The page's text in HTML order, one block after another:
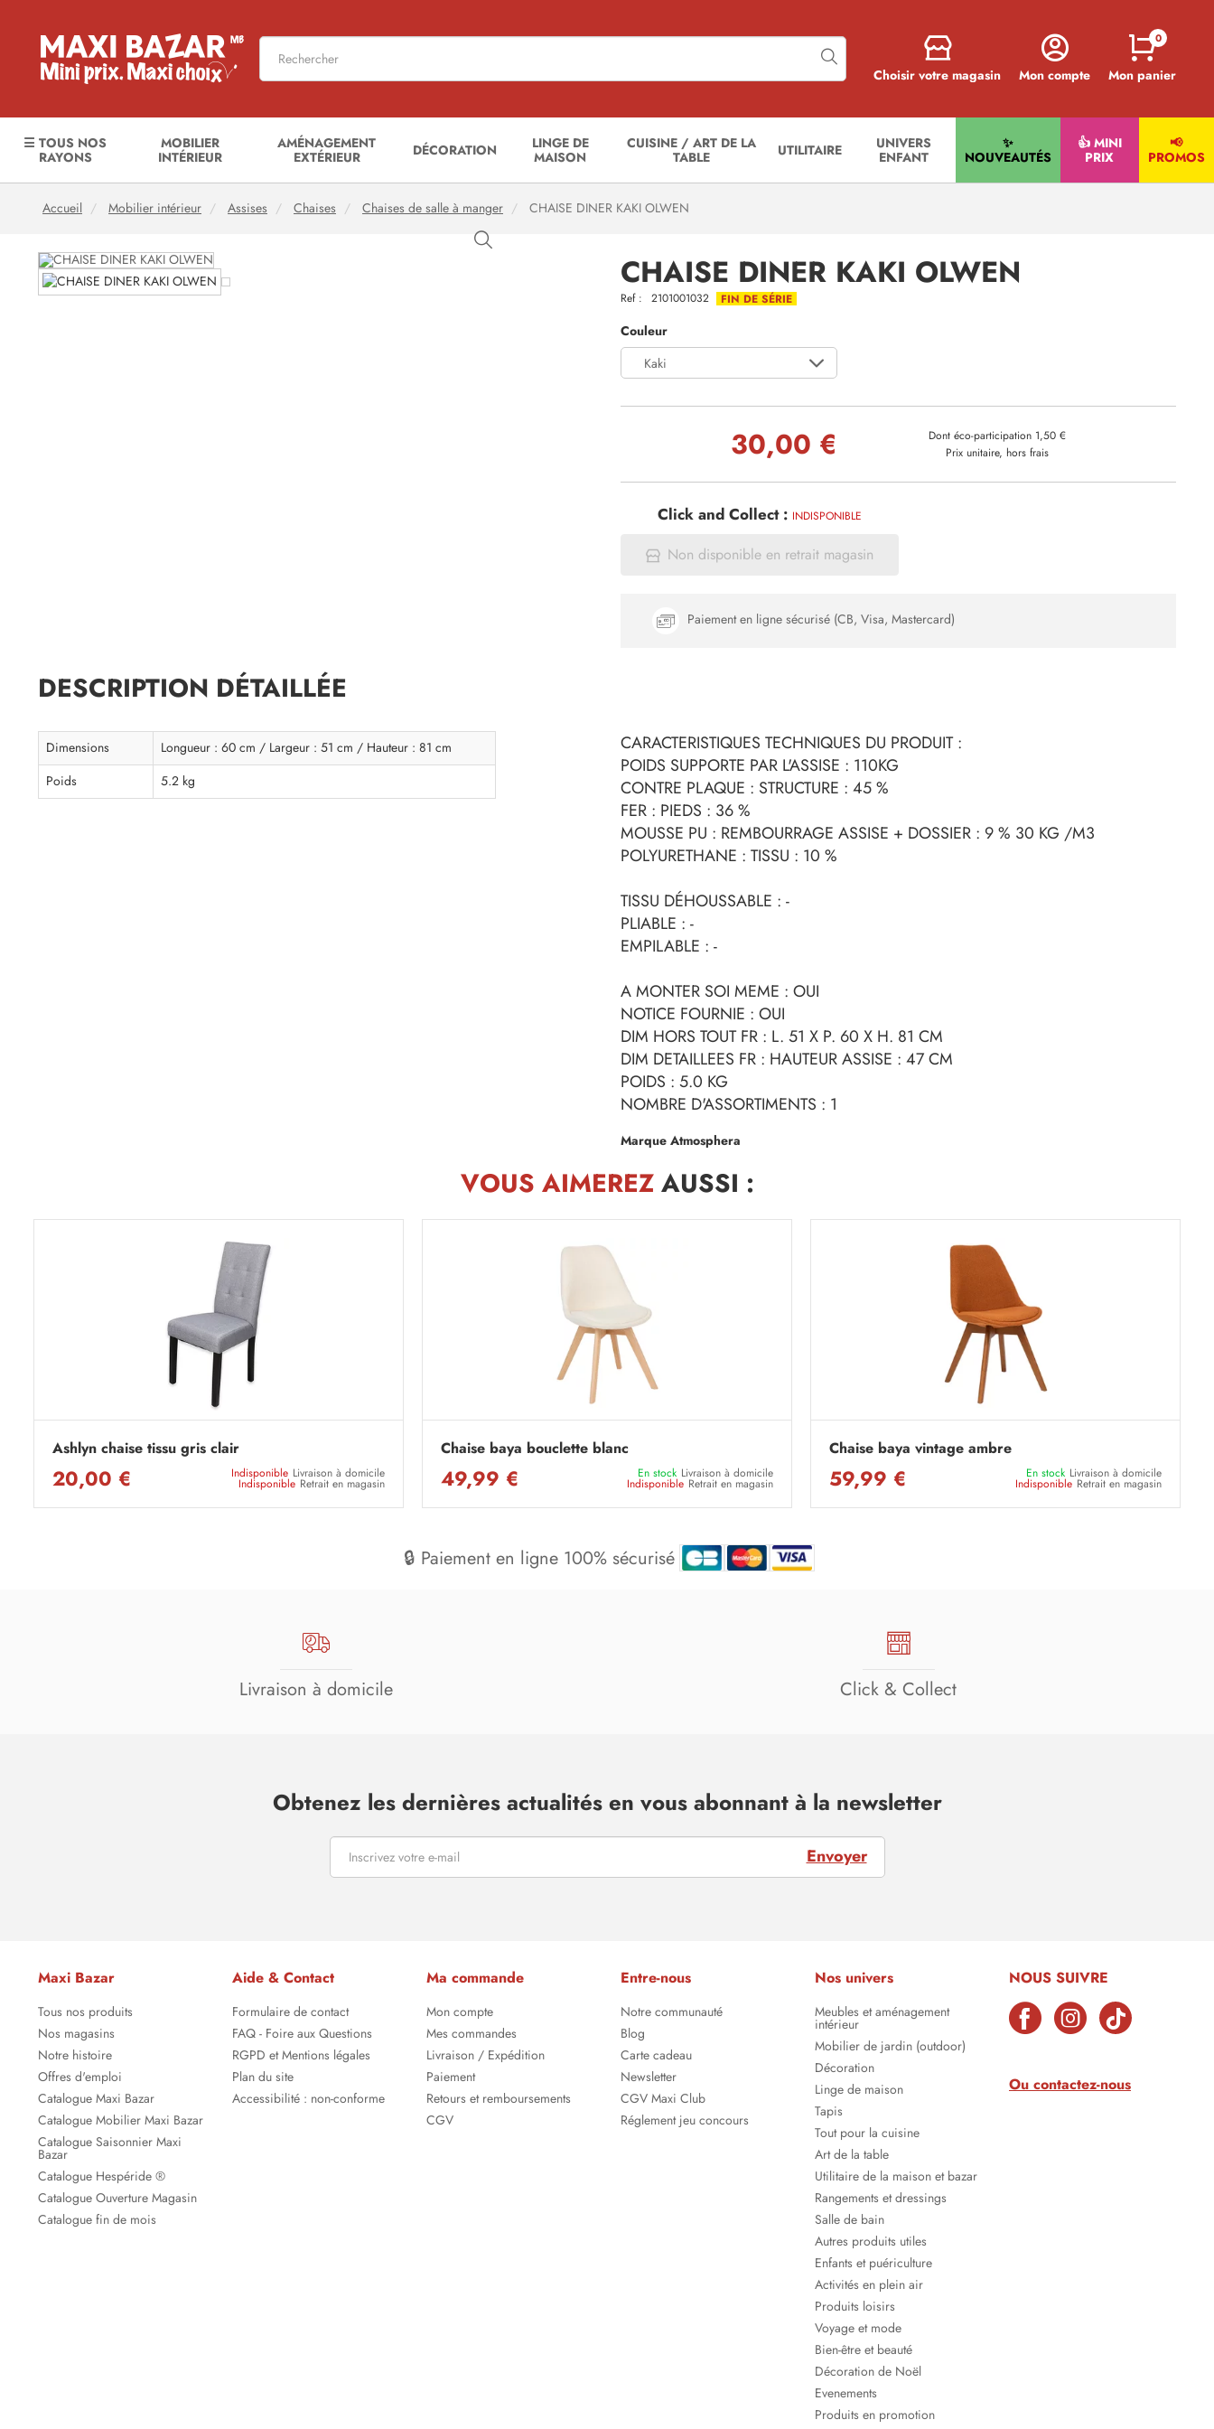
Choisir votre magasin Mon compte Mon panier
0
☰ TOUS NOS
RAYONS
MOBILIER
INTÉRIEUR
AMÉNAGEMENT
EXTÉRIEUR
DÉCORATION
LINGE DE
MAISON
CUISINE / ART DE LA
TABLE
UTILITAIRE
UNIVERS
ENFANT
✨
NOUVEAUTÉS
👍 MINI
PRIX
📢
PROMOS
Accueil Mobilier intérieur Assises Chaises Chaises de salle à manger CHAISE DINER KAKI OLWEN
CHAISE DINER KAKI OLWEN
Ref : 2101001032 FIN DE SÉRIE
Couleur
Kaki
30,00 €
Dont éco-participation 1,50 €
Prix unitaire, hors frais
Click and Collect : INDISPONIBLE
Non disponible en retrait magasin
Paiement en ligne sécurisé (CB, Visa, Mastercard)
DESCRIPTION DÉTAILLÉE
Dimensions
Longueur : 60 cm / Largeur : 51 cm / Hauteur : 81 cm
Poids
5.2 kg
CARACTERISTIQUES TECHNIQUES DU PRODUIT :
POIDS SUPPORTE PAR L'ASSISE : 110KG
CONTRE PLAQUE : STRUCTURE : 45 %
FER : PIEDS : 36 %
MOUSSE PU : REMBOURRAGE ASSISE + DOSSIER : 9 % 30 KG /M3
POLYURETHANE : TISSU : 10 %
TISSU DÉHOUSSABLE : -
PLIABLE : -
EMPILABLE : -
A MONTER SOI MEME : OUI
NOTICE FOURNIE : OUI
DIM HORS TOUT FR : L. 51 X P. 60 X H. 81 CM
DIM DETAILLEES FR : HAUTEUR ASSISE : 47 CM
POIDS : 5.0 KG
NOMBRE D'ASSORTIMENTS : 1
Marque Atmosphera
VOUS AIMEREZAUSSI :
Ashlyn chaise tissu gris clair
20,00 € Indisponible Livraison à domicile
Indisponible Retrait en magasin
Chaise baya bouclette blanc
49,99 € En stock Livraison à domicile
Indisponible Retrait en magasin
Chaise baya vintage ambre
59,99 € En stock Livraison à domicile
Indisponible Retrait en magasin
🔒 Paiement en ligne 100% sécurisé
Livraison à domicile Click & Collect
Obtenez les dernières actualités en vous abonnant à la newsletter
Envoyer
Maxi Bazar
Tous nos produits
Nos magasins
Notre histoire
Offres d'emploi
Catalogue Maxi Bazar
Catalogue Mobilier Maxi Bazar
Catalogue Saisonnier Maxi
Bazar
Catalogue Hespéride ®
Catalogue Ouverture Magasin
Catalogue fin de mois
Aide & Contact
Formulaire de contact
FAQ - Foire aux Questions
RGPD et Mentions légales
Plan du site
Accessibilité : non-conforme
Ma commande
Mon compte
Mes commandes
Livraison / Expédition
Paiement
Retours et remboursements
CGV
Entre-nous
Notre communauté
Blog
Carte cadeau
Newsletter
CGV Maxi Club
Réglement jeu concours
Nos univers
Meubles et aménagement
intérieur
Mobilier de jardin (outdoor)
Décoration
Linge de maison
Tapis
Tout pour la cuisine
Art de la table
Utilitaire de la maison et bazar
Rangements et dressings
Salle de bain
Autres produits utiles
Enfants et puériculture
Activités en plein air
Produits loisirs
Voyage et mode
Bien-être et beauté
Décoration de Noël
Evenements
Produits en promotion
NOUS SUIVRE
Ou contactez-nous